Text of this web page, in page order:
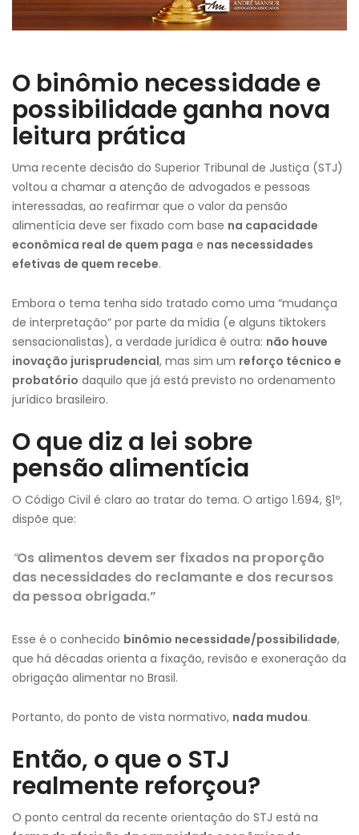
O binômio necessidade e
possibilidade ganha nova
leitura prática
Uma recente decisão do Superior Tribunal de Justiça (STJ)
voltou a chamar a atenção de advogados e pessoas
interessadas, ao reafirmar que o valor da pensão
alimentícia deve ser fixado com base na capacidade
econômica real de quem paga e nas necessidades
efetivas de quem recebe.
Embora o tema tenha sido tratado como uma “mudança
de interpretação” por parte da mídia (e alguns tiktokers
sensacionalistas), a verdade jurídica é outra: não houve
inovação jurisprudencial, mas sim um reforço técnico e
probatório daquilo que já está previsto no ordenamento
jurídico brasileiro.
O que diz a lei sobre
pensão alimentícia
O Código Civil é claro ao tratar do tema. O artigo 1.694, §1º,
dispõe que:
“Os alimentos devem ser fixados na proporção
das necessidades do reclamante e dos recursos
da pessoa obrigada.”
Esse é o conhecido binômio necessidade/possibilidade,
que há décadas orienta a fixação, revisão e exoneração da
obrigação alimentar no Brasil.
Portanto, do ponto de vista normativo, nada mudou.
Então, o que o STJ
realmente reforçou?
O ponto central da recente orientação do STJ está na